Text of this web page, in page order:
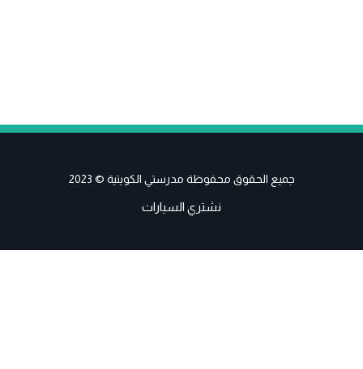
جميع الحقوق محفوظة مدرستي الكويتية © 2023
نشتري السيارات